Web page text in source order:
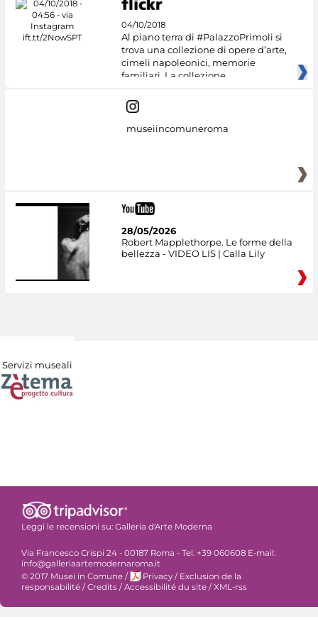
04/10/2018
Al piano terra di #PalazzoPrimoli si
trova una collezione di opere d’arte,
cimeli napoleonici, memorie
familiari. La collezione
museiincomuneroma
28/05/2026
Robert Mapplethorpe. Le forme della
bellezza - VIDEO LIS | Calla Lily
Servizi museali
Leggi le recensioni su: Galleria d'Arte Moderna
Via Francesco Crispi 24 - 00187 Roma - Tel. +39 060608 E-mail:
info@galleriaartemodernaroma.it
© 2017 Musei in Comune / Privacy / Exclusion de la
responsabilité / Credits / Accessibilité du site / XML-rss